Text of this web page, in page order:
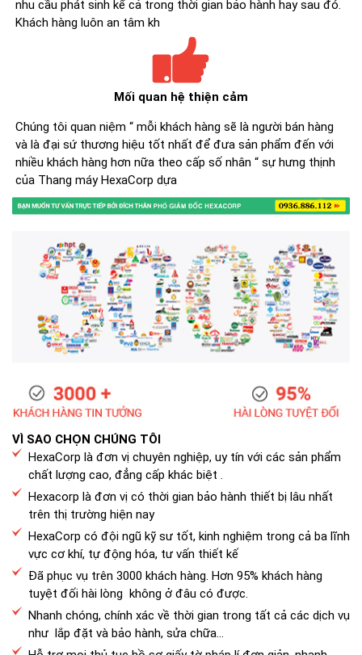
nhu cầu phát sinh kể cả trong thời gian bảo hành hay sau đó.
Khách hàng luôn an tâm kh
Mối quan hệ thiện cảm
Chúng tôi quan niệm “ mỗi khách hàng sẽ là người bán hàng
và là đại sứ thương hiệu tốt nhất để đưa sản phẩm đến với
nhiều khách hàng hơn nữa theo cấp số nhân “ sự hưng thịnh
của Thang máy HexaCorp dựa
VÌ SAO CHỌN CHÚNG TÔI
HexaCorp là đơn vị chuyên nghiệp, uy tín với các sản phẩm
chất lượng cao, đẳng cấp khác biệt .
Hexacorp là đơn vị có thời gian bảo hành thiết bị lâu nhất
trên thị trường hiện nay
HexaCorp có đội ngũ kỹ sư tốt, kinh nghiệm trong cả ba lĩnh
vực cơ khí, tự động hóa, tư vấn thiết kế
Đã phục vụ trên 3000 khách hàng. Hơn 95% khách hàng
tuyệt đối hài lòng không ở đâu có được.
Nhanh chóng, chính xác về thời gian trong tất cả các dịch vụ
như lắp đặt và bảo hành, sửa chữa...